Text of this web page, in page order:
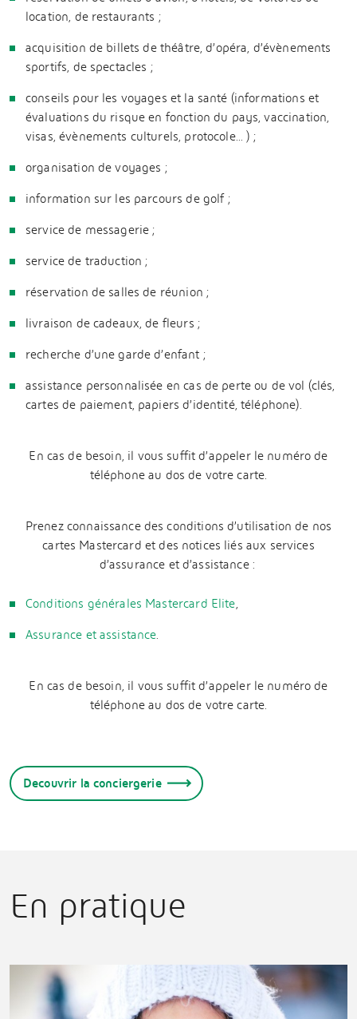
location, de restaurants ;
acquisition de billets de théâtre, d’opéra, d’évènements
sportifs, de spectacles ;
conseils pour les voyages et la santé (informations et
évaluations du risque en fonction du pays, vaccination,
visas, évènements culturels, protocole... ) ;
organisation de voyages ;
information sur les parcours de golf ;
service de messagerie ;
service de traduction ;
réservation de salles de réunion ;
livraison de cadeaux, de fleurs ;
recherche d’une garde d’enfant ;
assistance personnalisée en cas de perte ou de vol (clés,
cartes de paiement, papiers d’identité, téléphone).
En cas de besoin, il vous suffit d’appeler le numéro de
téléphone au dos de votre carte.
Prenez connaissance des conditions d’utilisation de nos
cartes Mastercard et des notices liés aux services
d’assurance et d’assistance :
Conditions générales Mastercard Elite,
Assurance et assistance.
En cas de besoin, il vous suffit d’appeler le numéro de
téléphone au dos de votre carte.
Decouvrir la conciergerie
En pratique